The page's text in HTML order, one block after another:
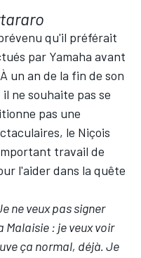
qu'il préférait
par Yamaha avant
un an de la fin de son
ne souhaite pas se
pas une
le Niçois
travail de
l'aider dans la quête
ne veux pas signer
Malaisie : je veux voir
ça normal, déjà. Je